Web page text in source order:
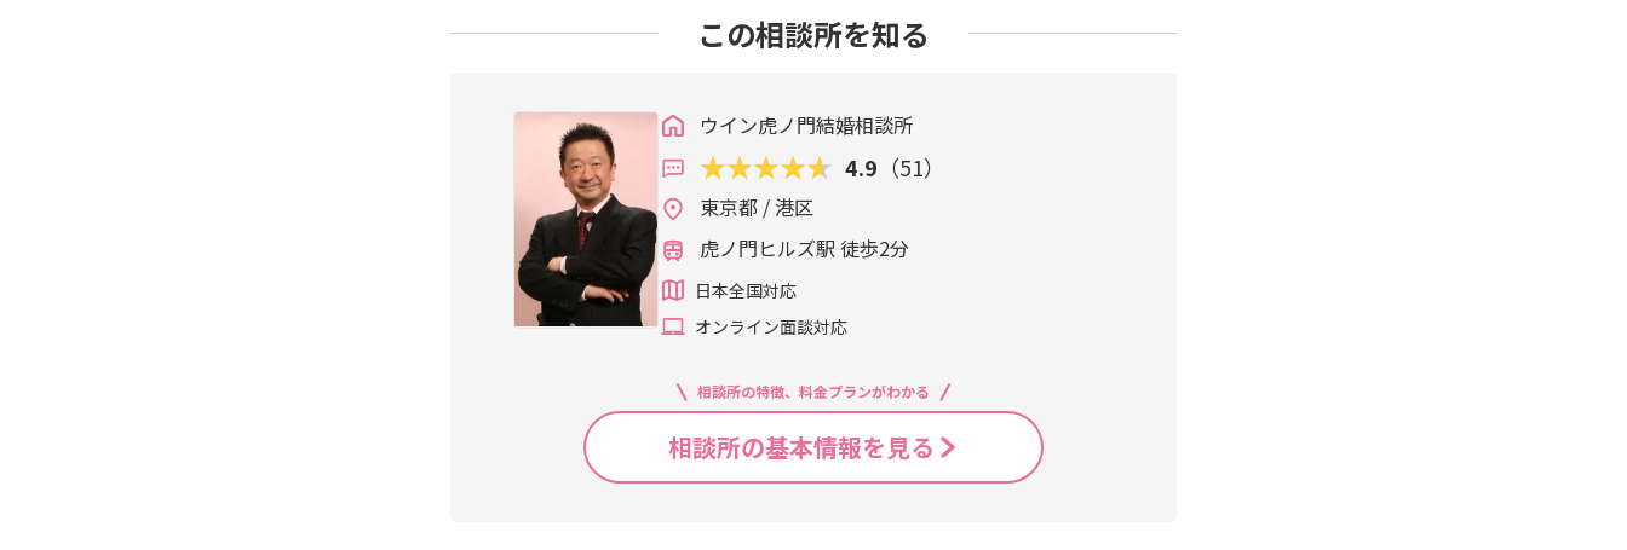
この相談所を知る
ウイン虎ノ門結婚相談所
4.9 （51）
東京都 / 港区
虎ノ門ヒルズ駅 徒歩2分
日本全国対応
オンライン面談対応
相談所の特徴、料金プランがわかる
相談所の基本情報を見る